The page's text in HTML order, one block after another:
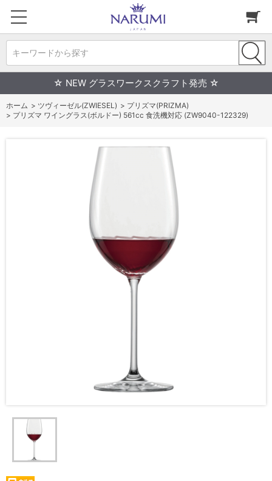
キーワードから探す
☆ NEW グラスワークスクラフト発売 ☆
ホーム > ツヴィーゼル(ZWIESEL) > プリズマ(PRIZMA)
> プリズマ ワイングラス(ボルドー) 561cc 食洗機対応 (ZW9040-122329)